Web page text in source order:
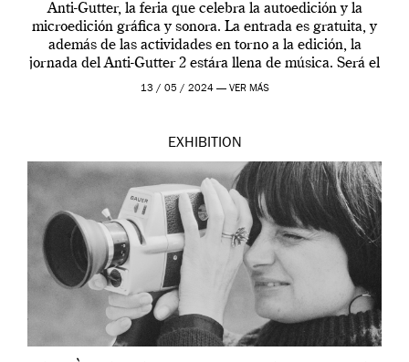
Anti-Gutter, la feria que celebra la autoedición y la
microedición gráfica y sonora. La entrada es gratuita, y
además de las actividades en torno a la edición, la
jornada del Anti-Gutter 2 estára llena de música. Será el
[…]
13 / 05 / 2024 — VER MÁS
EXHIBITION